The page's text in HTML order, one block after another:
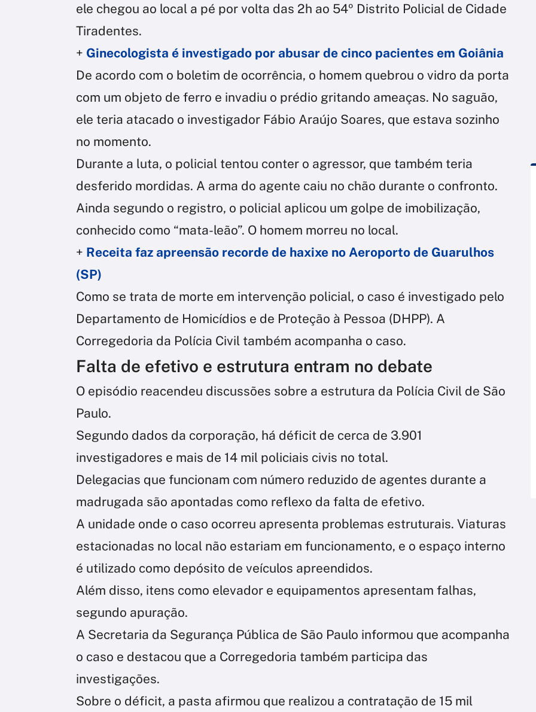
ele chegou ao local a pé por volta das 2h ao 54º Distrito Policial de Cidade
Tiradentes.
+ Ginecologista é investigado por abusar de cinco pacientes em Goiânia
De acordo com o boletim de ocorrência, o homem quebrou o vidro da porta
com um objeto de ferro e invadiu o prédio gritando ameaças. No saguão,
ele teria atacado o investigador Fábio Araújo Soares, que estava sozinho
no momento.
Durante a luta, o policial tentou conter o agressor, que também teria
desferido mordidas. A arma do agente caiu no chão durante o confronto.
Ainda segundo o registro, o policial aplicou um golpe de imobilização,
conhecido como “mata-leão”. O homem morreu no local.
+ Receita faz apreensão recorde de haxixe no Aeroporto de Guarulhos
(SP)
Como se trata de morte em intervenção policial, o caso é investigado pelo
Departamento de Homicídios e de Proteção à Pessoa (DHPP). A
Corregedoria da Polícia Civil também acompanha o caso.
Falta de efetivo e estrutura entram no debate
O episódio reacendeu discussões sobre a estrutura da Polícia Civil de São
Paulo.
Segundo dados da corporação, há déficit de cerca de 3.901
investigadores e mais de 14 mil policiais civis no total.
Delegacias que funcionam com número reduzido de agentes durante a
madrugada são apontadas como reflexo da falta de efetivo.
A unidade onde o caso ocorreu apresenta problemas estruturais. Viaturas
estacionadas no local não estariam em funcionamento, e o espaço interno
é utilizado como depósito de veículos apreendidos.
Além disso, itens como elevador e equipamentos apresentam falhas,
segundo apuração.
A Secretaria da Segurança Pública de São Paulo informou que acompanha
o caso e destacou que a Corregedoria também participa das
investigações.
Sobre o déficit, a pasta afirmou que realizou a contratação de 15 mil